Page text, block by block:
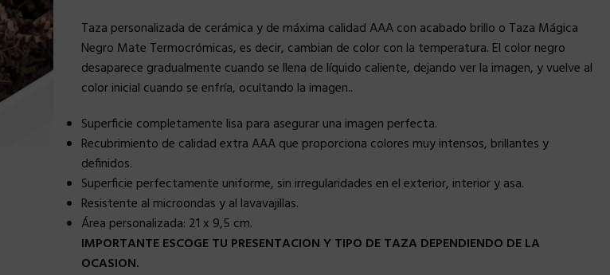
Taza personalizada de cerámica y de máxima calidad AAA con acabado brillo o Taza Mágica
Negro Mate Termocrómicas, es decir, cambian de color con la temperatura. El color negro
desaparece gradualmente cuando se llena de líquido caliente, dejando ver la imagen, y vuelve al
color inicial cuando se enfría, ocultando la imagen..
Superficie completamente lisa para asegurar una imagen perfecta.
Recubrimiento de calidad extra AAA que proporciona colores muy intensos, brillantes y
definidos.
Superficie perfectamente uniforme, sin irregularidades en el exterior, interior y asa.
Resistente al microondas y al lavavajillas.
Área personalizada: 21 x 9,5 cm.
IMPORTANTE ESCOGE TU PRESENTACION Y TIPO DE TAZA DEPENDIENDO DE LA
OCASION.